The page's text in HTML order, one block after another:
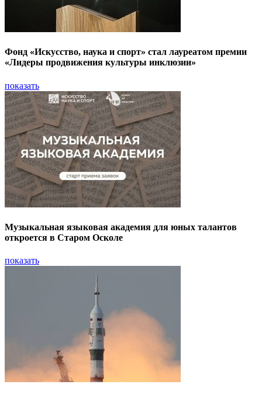
Фонд «Искусство, наука и спорт» стал лауреатом премии
«Лидеры продвижения культуры инклюзии»
показать
Музыкальная языковая академия для юных талантов
откроется в Старом Осколе
показать